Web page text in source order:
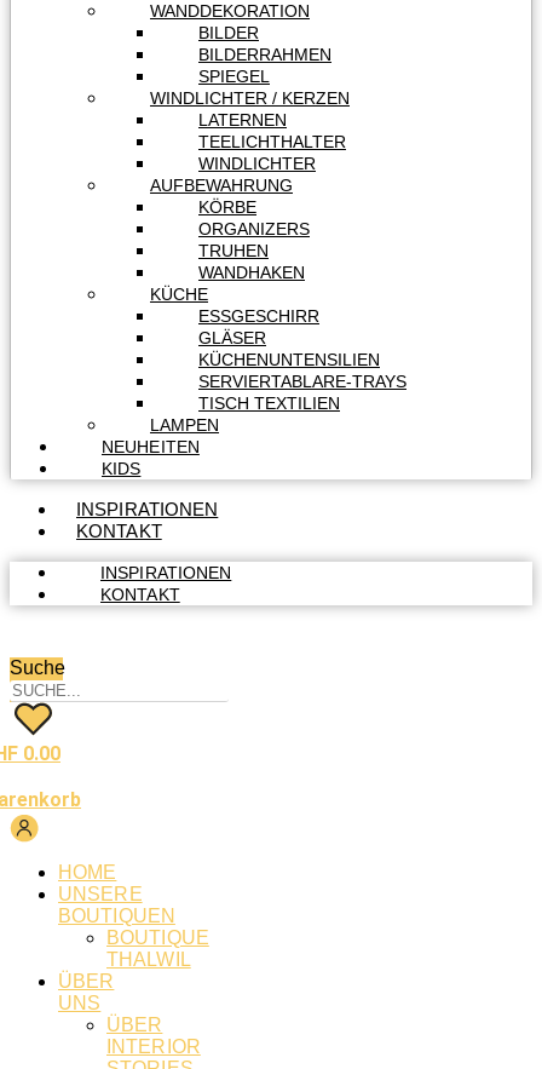
WANDDEKORATION
BILDER
BILDERRAHMEN
SPIEGEL
WINDLICHTER / KERZEN
LATERNEN
TEELICHTHALTER
WINDLICHTER
AUFBEWAHRUNG
KÖRBE
ORGANIZERS
TRUHEN
WANDHAKEN
KÜCHE
ESSGESCHIRR
GLÄSER
KÜCHENUNTENSILIEN
SERVIERTABLARE-TRAYS
TISCH TEXTILIEN
LAMPEN
NEUHEITEN
KIDS
INSPIRATIONEN
KONTAKT
INSPIRATIONEN
KONTAKT
Suche
0.00
HOME
UNSERE
BOUTIQUEN
BOUTIQUE
THALWIL
ÜBER
UNS
ÜBER
INTERIOR